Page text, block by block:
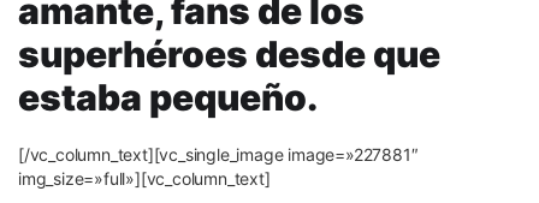
amante, fans de los
superhéroes desde que
estaba pequeño.
[/vc_column_text][vc_single_image image=»227881″
img_size=»full»][vc_column_text]